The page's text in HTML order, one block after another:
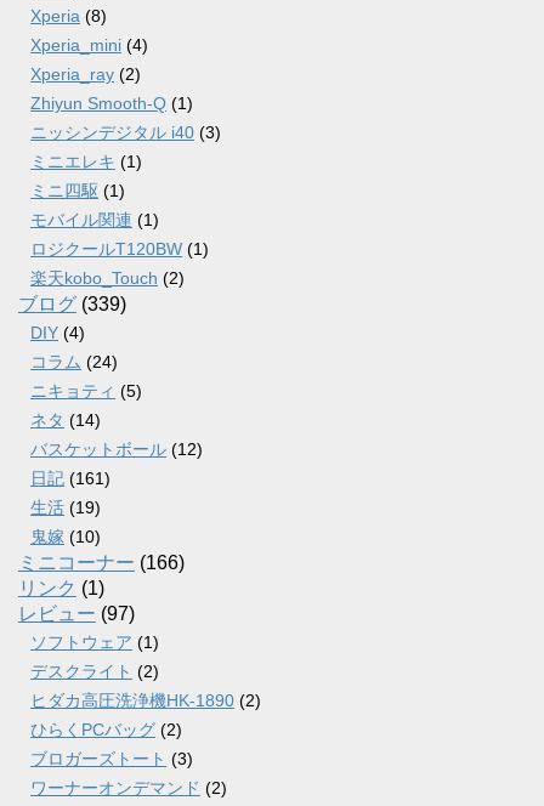
Xperia (8)
Xperia_mini (4)
Xperia_ray (2)
Zhiyun Smooth-Q (1)
ニッシンデジタル i40 (3)
ミニエレキ (1)
ミニ四駆 (1)
モバイル関連 (1)
ロジクールT120BW (1)
楽天kobo_Touch (2)
ブログ (339)
DIY (4)
コラム (24)
ニキョティ (5)
ネタ (14)
バスケットボール (12)
日記 (161)
生活 (19)
鬼嫁 (10)
ミニコーナー (166)
リンク (1)
レビュー (97)
ソフトウェア (1)
デスクライト (2)
ヒダカ高圧洗浄機HK-1890 (2)
ひらくPCバッグ (2)
ブロガーズトート (3)
ワーナーオンデマンド (2)